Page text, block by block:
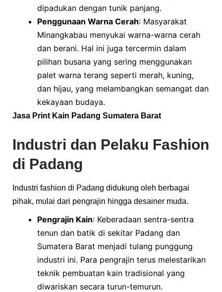
dipadukan dengan tunik panjang.
Penggunaan Warna Cerah: Masyarakat
Minangkabau menyukai warna-warna cerah
dan berani. Hal ini juga tercermin dalam
pilihan busana yang sering menggunakan
palet warna terang seperti merah, kuning,
dan hijau, yang melambangkan semangat dan
kekayaan budaya.
Jasa Print Kain Padang Sumatera Barat
Industri dan Pelaku Fashion
di Padang
Industri fashion di Padang didukung oleh berbagai
pihak, mulai dari pengrajin hingga desainer muda.
Pengrajin Kain: Keberadaan sentra-sentra
tenun dan batik di sekitar Padang dan
Sumatera Barat menjadi tulang punggung
industri ini. Para pengrajin terus melestarikan
teknik pembuatan kain tradisional yang
diwariskan secara turun-temurun.